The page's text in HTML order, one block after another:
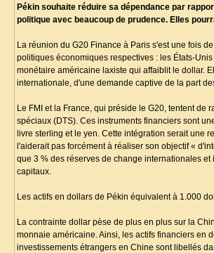
Pékin souhaite réduire sa dépendance par
politique avec beaucoup de prudence. Elles
La réunion du G20 Finance à Paris s'est une fois
politiques économiques respectives : les États-
monétaire américaine laxiste qui affaiblit le dollar.
internationale, d'une demande captive de la part
Le FMI et la France, qui préside le G20, tentent
spéciaux (DTS). Ces instruments financiers sont
livre sterling et le yen. Cette intégration serait une
l'aiderait pas forcément à réaliser son objectif «
que 3 % des réserves de change internationales
capitaux.
Les actifs en dollars de Pékin équivalent à 1.000
La contrainte dollar pèse de plus en plus sur la
monnaie américaine. Ainsi, les actifs financiers en
investissements étrangers en Chine sont libellés